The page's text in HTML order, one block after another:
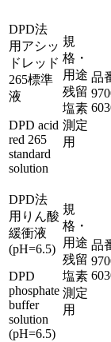
DPD法
用アシッ
ドレッド
265標準
液
DPD acid
red 265
standard
solution
規
格・
用途
残留
塩素
測定
用
品
DPD法
用りん酸
緩衝液
(pH=6.5)
DPD
phosphate
buffer
solution
(pH=6.5)
規
格・
用途
残留
塩素
測定
用
品